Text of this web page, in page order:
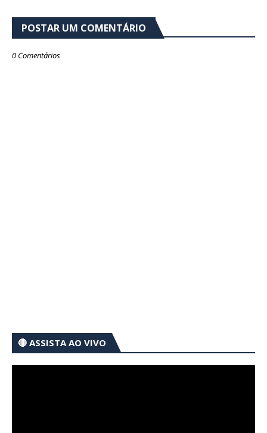
POSTAR UM COMENTÁRIO
0 Comentários
🔴 ASSISTA AO VIVO